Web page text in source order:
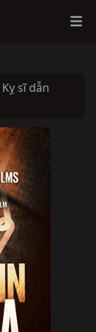
Kỵ sĩ dẫn